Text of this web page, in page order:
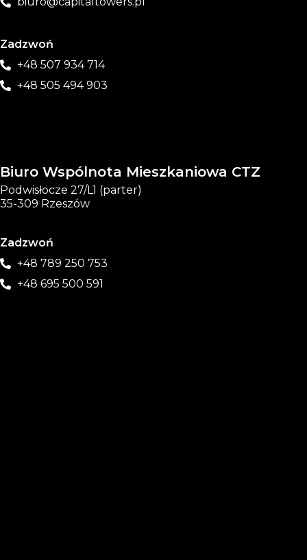
Zadzwoń
+48 507 934 714
+48 505 494 903
Biuro Wspólnota Mieszkaniowa CTZ
Podwisłocze 27/L1 (parter)
35-309 Rzeszów
Zadzwoń
+48 789 250 753
+48 695 500 591